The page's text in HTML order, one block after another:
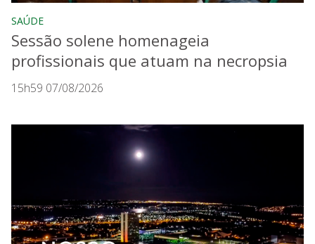
SAÚDE
Sessão solene homenageia
profissionais que atuam na necropsia
15h59 07/08/2026